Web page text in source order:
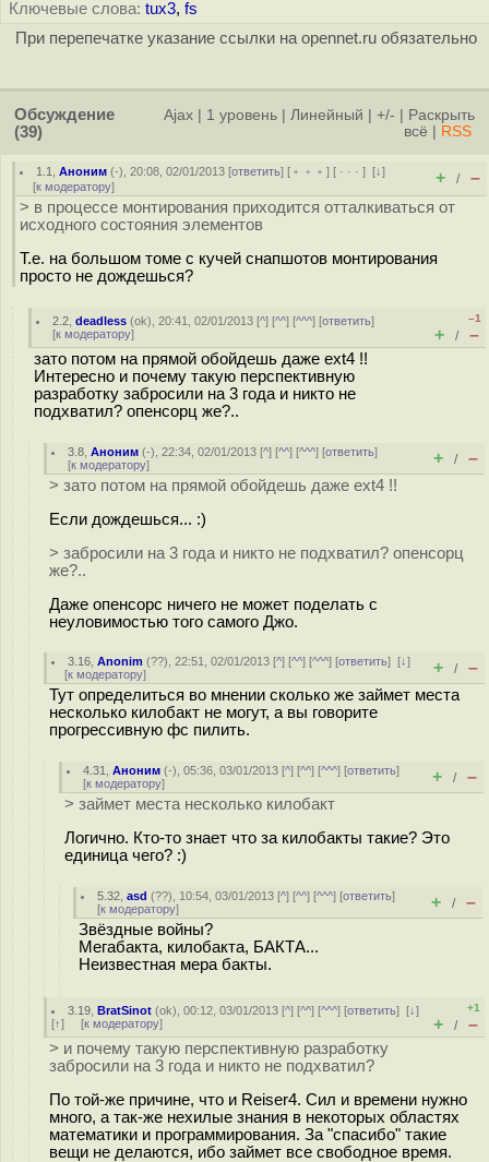
Ключевые слова: tux3, fs
При перепечатке указание ссылки на opennet.ru обязательно
Обсуждение
(39)
Ajax 1 уровень Линейный +/-
Раскрыть
всё
RSS
1.1 ,Аноним (-), 20:08, 02/01/2013 [ответить] [ ﹢﹢﹢] [ · · ·][↓]
[к модератору] + / –
> в процессе монтирования приходится отталкиваться от
исходного состояния элементов
Т.е. на большом томе с кучей снапшотов монтирования
просто не дождешься?
2.2 ,deadless (ok), 20:41, 02/01/2013 [^] [^^] [^^^] [ответить]
[к модератору]
–1
+ / –
зато потом на прямой обойдешь даже ext4 !!
Интересно и почему такую перспективную
разработку забросили на 3 года и никто не
подхватил? опенсорц же?..
3.8 ,Аноним (-), 22:34, 02/01/2013 [^] [^^] [^^^] [ответить]
[к модератору] + / –
> зато потом на прямой обойдешь даже ext4 !!
Если дождешься... :)
> забросили на 3 года и никто не подхватил? опенсорц
же?..
Даже опенсорс ничего не может поделать с
неуловимостью того самого Джо.
3.16 ,Anonim (??), 22:51, 02/01/2013 [^] [^^] [^^^] [ответить][↓]
[к модератору] + / –
Тут определиться во мнении сколько же займет места
несколько килобакт не могут, а вы говорите
прогрессивную фс пилить.
4.31 ,Аноним (-), 05:36, 03/01/2013 [^] [^^] [^^^] [ответить]
[к модератору] + / –
> займет места несколько килобакт
Логично. Кто-то знает что за килобакты такие? Это
единица чего? :)
5.32 ,asd (??), 10:54, 03/01/2013 [^] [^^] [^^^] [ответить]
[к модератору] + / –
Звёздные войны?
Мегабакта, килобакта, БАКТА...
Неизвестная мера бакты.
3.19 ,BratSinot (ok), 00:12, 03/01/2013 [^] [^^] [^^^] [ответить][↓]
[↑] [к модератору]
+1
+ / –
> и почему такую перспективную разработку
забросили на 3 года и никто не подхватил?
По той-же причине, что и Reiser4. Сил и времени нужно
много, а так-же нехилые знания в некоторых областях
математики и программирования. За "спасибо" такие
вещи не делаются, ибо займет все свободное время.